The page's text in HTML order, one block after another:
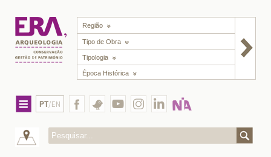
Região
Tipo de Obra
Tipologia
Época Histórica
PT/EN